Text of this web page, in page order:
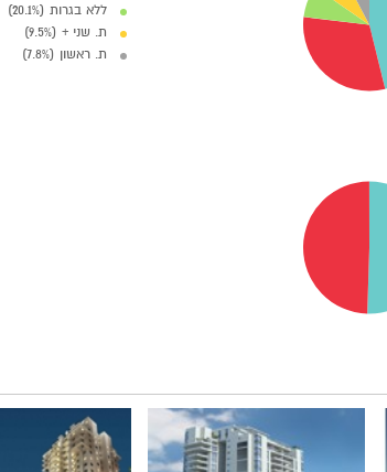
ללא בגרות (20.1%)
ת. שני + (9.5%)
ת. ראשון (7.8%)